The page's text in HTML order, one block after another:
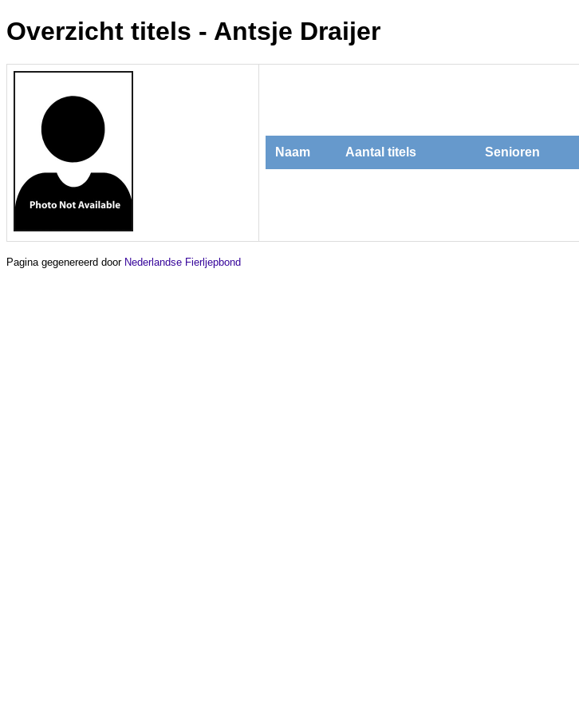
Overzicht titels - Antsje Draijer
Naam Aantal titels Senioren
Pagina gegenereerd door Nederlandse Fierljepbond